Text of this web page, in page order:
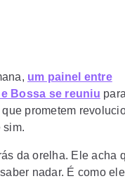
um painel entre
Bossa se reuniu
prometem
sim.
da orelha. Ele acha
nadar. É como